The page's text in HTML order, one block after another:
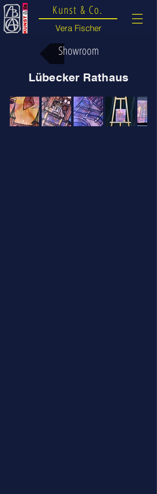
Kunst & Co.
Vera Fischer
Showroom
Lübecker Rathaus